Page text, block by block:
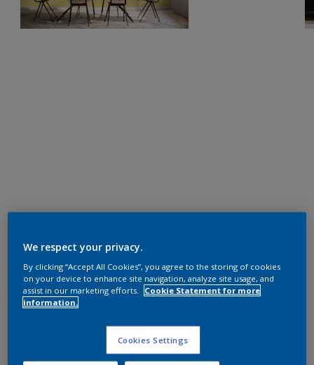
We respect your privacy.
By clicking “Accept All Cookies”, you agree to the storing of cookies
on your device to enhance site navigation, analyze site usage, and
assist in our marketing efforts.
Cookie Statement for more
information.
Cookies Settings